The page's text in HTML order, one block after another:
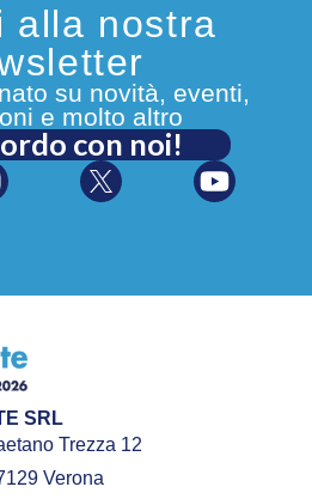
alla nostra
su novità, eventi,
e molto altro
con noi!
SRL
Trezza 12
Verona